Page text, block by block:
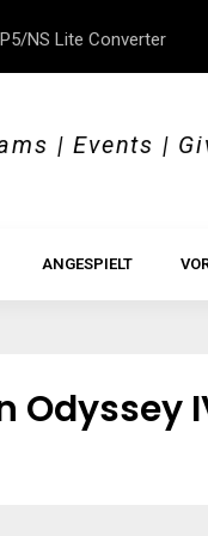
NS Lite Converter
HerStory,
| Events |
ANGESPIELT
Odyssey